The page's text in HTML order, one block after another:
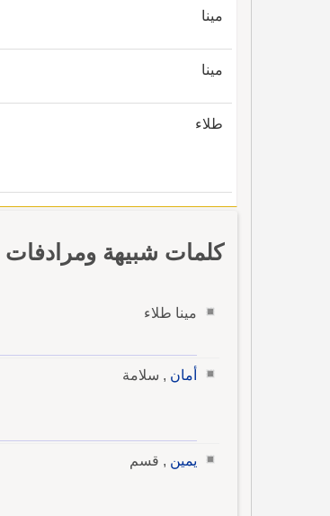
مينا
مينا
طلاء
كلمات شبيهة ومرادفات
مينا طلاء
أمان , سلامة
يمين , قسم